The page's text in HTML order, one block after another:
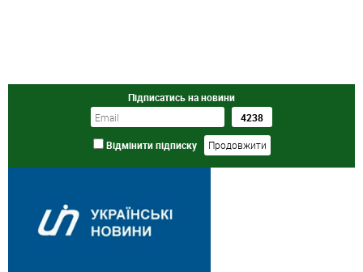
Підписатись на новини
Відмінити підписку